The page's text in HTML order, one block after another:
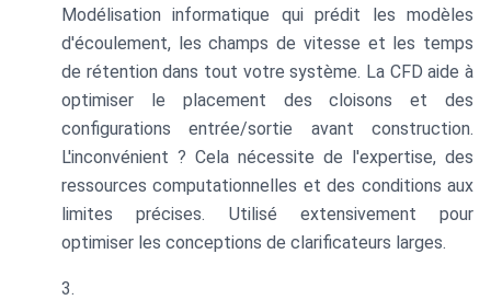
Modélisation informatique qui prédit les modèles
d'écoulement, les champs de vitesse et les temps
de rétention dans tout votre système. La CFD aide à
optimiser le placement des cloisons et des
configurations entrée/sortie avant construction.
L'inconvénient ? Cela nécessite de l'expertise, des
ressources computationnelles et des conditions aux
limites précises. Utilisé extensivement pour
optimiser les conceptions de clarificateurs larges.